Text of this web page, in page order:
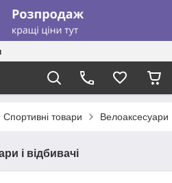
Спортивні товари Велоаксесуари
і відбивачі